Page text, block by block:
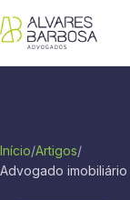
Início/Artigos/
Advogado